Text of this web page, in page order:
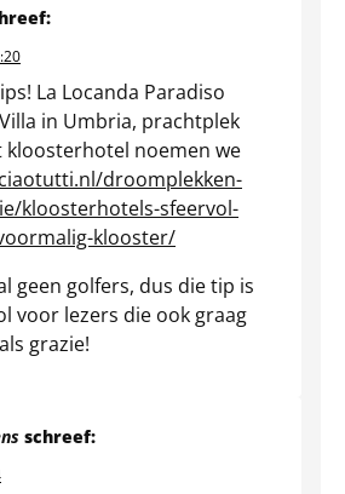
La Locanda Paradiso
in Umbria, prachtplek
kloosterhotel noemen we
droomplekken-
kloosterhotels-sfeervol-
klooster/
geen golfers, dus die tip is
voor lezers die ook graag
grazie!
schreef: